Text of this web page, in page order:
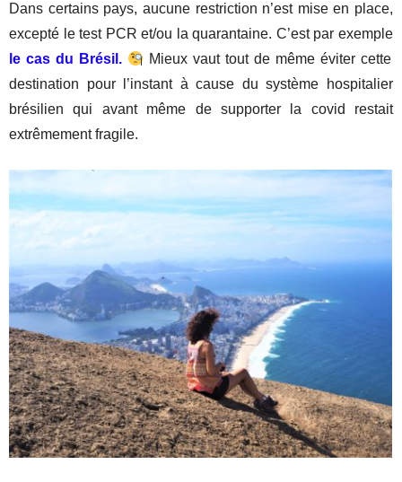
Dans certains pays, aucune restriction n’est mise en place,
excepté le test PCR et/ou la quarantaine. C’est par exemple
le cas du Brésil.
Mieux vaut tout de même éviter cette
destination pour l’instant à cause du système hospitalier
brésilien qui avant même de supporter la covid restait
extrêmement fragile.